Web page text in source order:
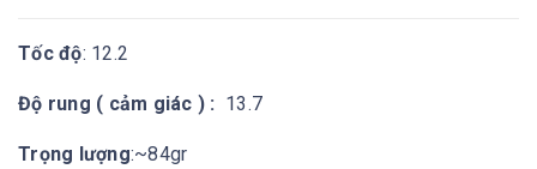
Tốc độ: 12.2
Độ rung ( cảm giác ) : 13.7
Trọng lượng:~84gr